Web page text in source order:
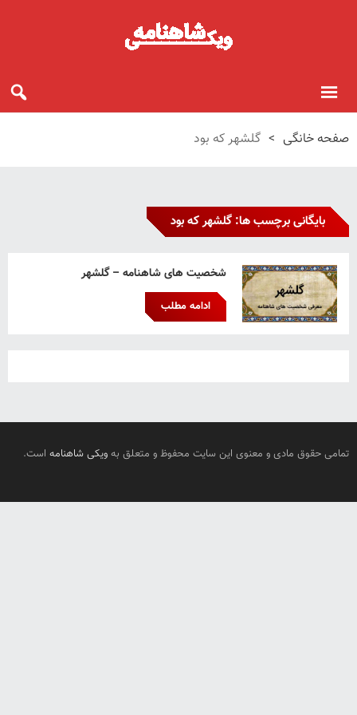
صفحه خانگی > گلشهر که بود
بایگانی برچسب ها: گلشهر که بود
شخصیت های شاهنامه – گلشهر
ادامه مطلب
تمامی حقوق مادی و معنوی این سایت محفوظ و متعلق به ویکی شاهنامه است.